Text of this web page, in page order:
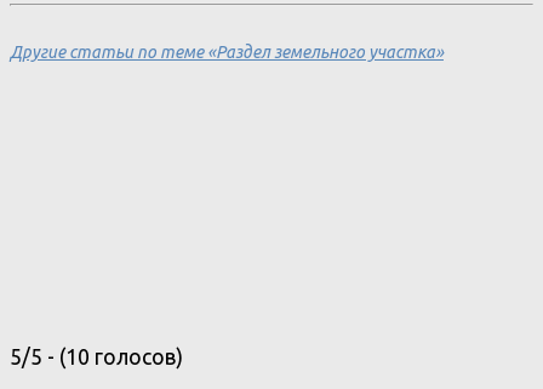
Другие статьи по теме «Раздел земельного участка»
5/5 - (10 голосов)